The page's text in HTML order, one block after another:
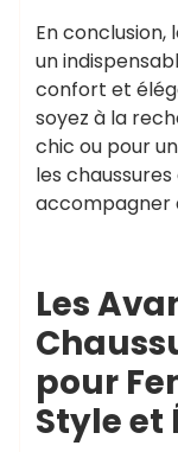
En conclusion,
un
confort et
soyez à la
chic ou pour
les
accompagner
Les
pour
Style et